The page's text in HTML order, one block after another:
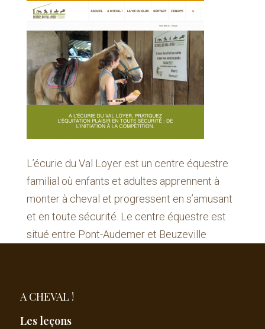
L’écurie du Val Loyer est un centre équestre
familial où enfants et adultes apprennent à
monter à cheval et progressent en s’amusant
et en toute sécurité. Le centre équestre est
situé entre Pont-Audemer et Beuzeville
A CHEVAL !
Les leçons